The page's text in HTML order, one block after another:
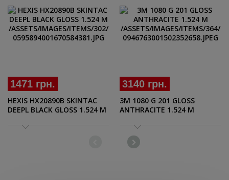
1471 грн.
HEXIS HX20890B SKINTAC
DEEPL BLACK GLOSS 1.524 M
3140 грн.
3M 1080 G 201 GLOSS
ANTHRACITE 1.524 M